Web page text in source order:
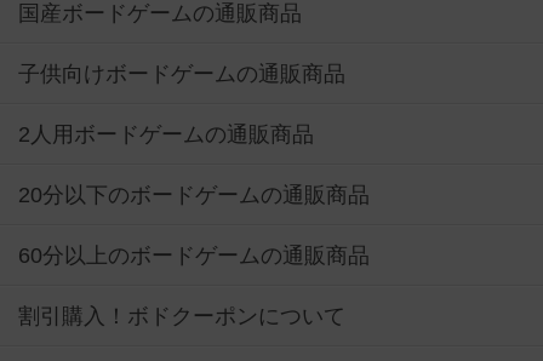
国産ボードゲームの通販商品
子供向けボードゲームの通販商品
2人用ボードゲームの通販商品
20分以下のボードゲームの通販商品
60分以上のボードゲームの通販商品
割引購入！ボドクーポンについて